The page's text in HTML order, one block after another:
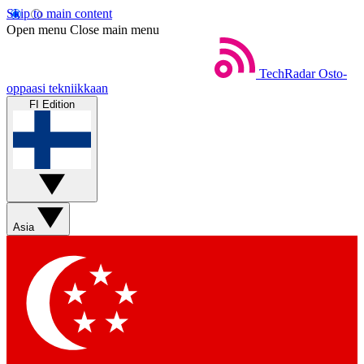
Skip to main content
Open menu Close main menu
TechRadar Osto-
oppaasi tekniikkaan
FI Edition
Asia